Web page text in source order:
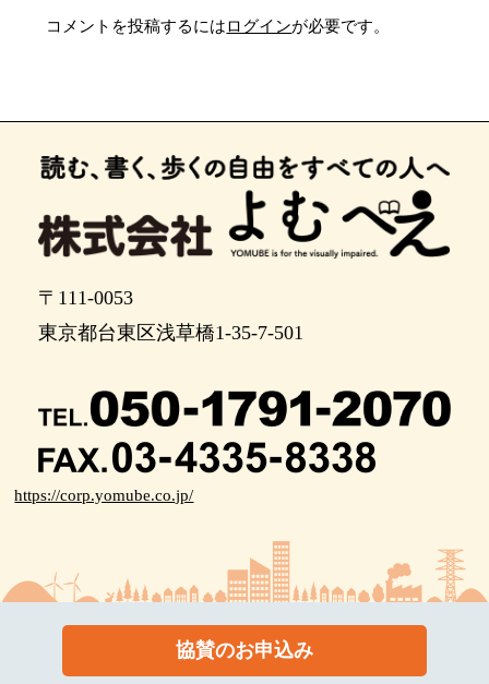
17メートルほど先で1時の方向に進みます。
11時の方向に進みます。ここから先は点字ブロッ
クに沿って10メートルほど前進します。その先に2
ここから2時の方向に2階デッキへ上がる階段があ
ります。
曲がります。
左に曲がります。ここから点字ブロックに沿って
30メートルほど進みます。
15メートルほど先に7段の下り階段があります。
下り終えました。点字ブロックに沿って60メート
コメントを投稿するにはログインが必要です。
〒111-0053
東京都台東区浅草橋1-35-7-501
https://corp.yomube.co.jp/
協賛のお申込み